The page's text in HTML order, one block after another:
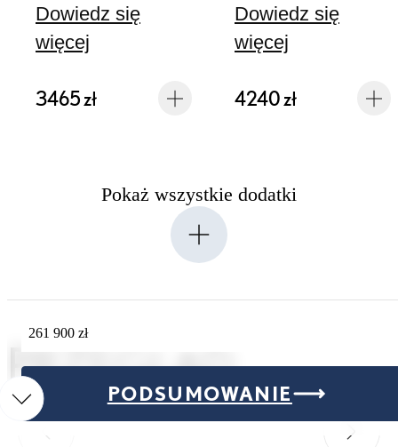
Dowiedz się
więcej
3465 zł
Dowiedz się
więcej
4240 zł
Pokaż wszystkie dodatki
261 900 zł
PODSUMOWANIE
PRZEGLĄD